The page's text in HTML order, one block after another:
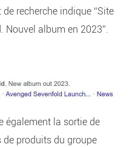
recherche indique “Site
Nouvel album en 2023”.
également la sortie de
de produits du groupe